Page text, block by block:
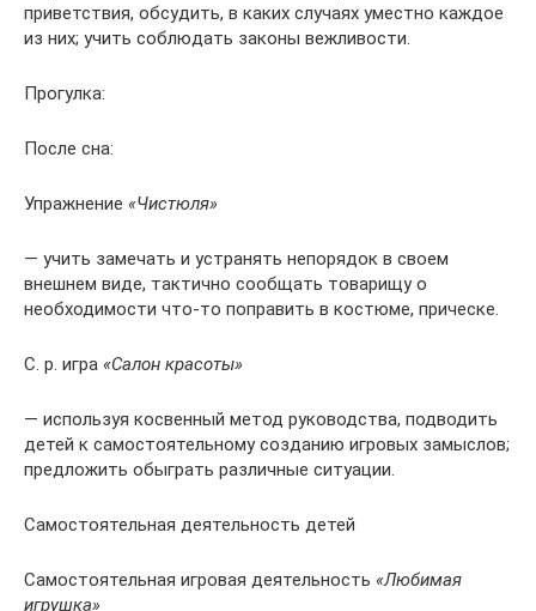
приветствия, обсудить, в каких случаях уместно каждое
из них; учить соблюдать законы вежливости.
Прогулка:
После сна:
Упражнение «Чистюля»
— учить замечать и устранять непорядок в своем
внешнем виде, тактично сообщать товарищу о
необходимости что-то поправить в костюме, прическе.
С. р. игра «Салон красоты»
— используя косвенный метод руководства, подводить
детей к самостоятельному созданию игровых замыслов;
предложить обыграть различные ситуации.
Самостоятельная деятельность детей
Самостоятельная игровая деятельность «Любимая
игрушка»